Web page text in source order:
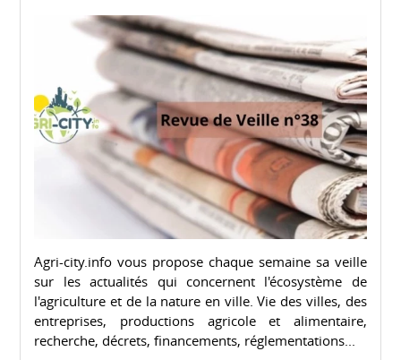
Agri-city.info vous propose chaque semaine sa veille
sur les actualités qui concernent l'écosystème de
l'agriculture et de la nature en ville. Vie des villes, des
entreprises, productions agricole et alimentaire,
recherche, décrets, financements, réglementations...